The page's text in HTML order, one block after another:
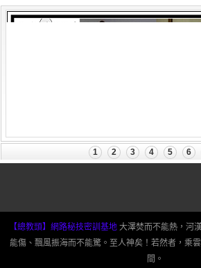
【總教頭】網路秘技密訓基地大澤焚而不能熱，河
能傷、飄風振海而不能驚。至人神矣！若然者，乘
間。